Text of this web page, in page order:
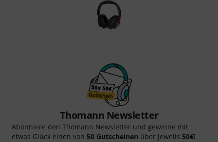
Thomann Newsletter
Abonniere den Thomann Newsletter und gewinne mit
etwas Glück einen von 50 Gutscheinen über jeweils 50€!